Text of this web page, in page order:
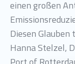
einen großen
Diesen
Hanna Stelzel,